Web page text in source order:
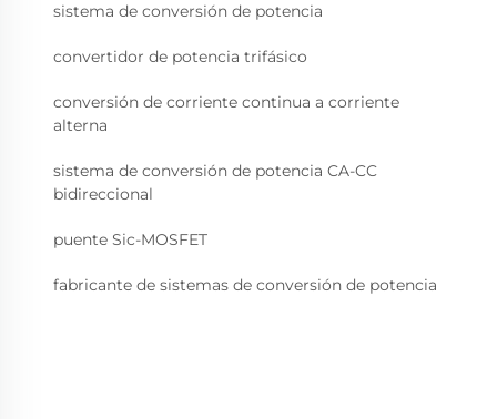
sistema de conversión de potencia
convertidor de potencia trifásico
conversión de corriente continua a corriente
alterna
sistema de conversión de potencia CA-CC
bidireccional
puente Sic-MOSFET
fabricante de sistemas de conversión de potencia